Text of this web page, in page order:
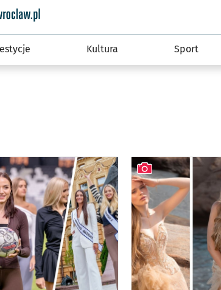
Serwis informacyjny wroclaw.pl
Kultura Sport